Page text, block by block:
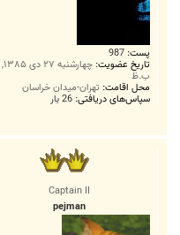
پست: 987
تاریخ عضویت:
ب.ظ
محل اقامت: تهران-ميدان خراسان
سپاس‌های دریافتی: 26 بار
Captain II
pejman